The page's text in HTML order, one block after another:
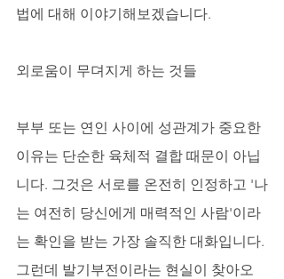
법에 대해 이야기해보겠습니다.
외로움이 무뎌지게 하는 것들
부부 또는 연인 사이에 성관계가 중요한
이유는 단순한 육체적 결합 때문이 아닙
니다. 그것은 서로를 온전히 인정하고 '나
는 여전히 당신에게 매력적인 사람'이라
는 확인을 받는 가장 솔직한 대화입니다.
그런데 발기부전이라는 현실이 찾아오